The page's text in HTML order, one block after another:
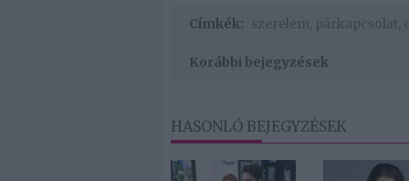
Címkék: szerelem párkapcsolat
Korábbi bejegyzések
HASONLÓ BEJEGYZÉSEK